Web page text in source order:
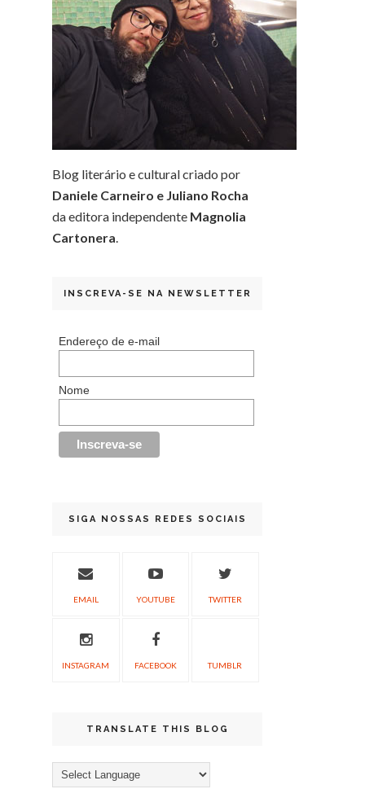
Blog literário e cultural criado por
Daniele Carneiro e Juliano Rocha
da editora independente Magnolia
Cartonera.
INSCREVA-SE NA NEWSLETTER
Endereço de e-mail
Nome
SIGA NOSSAS REDES SOCIAIS
EMAIL YOUTUBE TWITTER
INSTAGRAM FACEBOOK TUMBLR
TRANSLATE THIS BLOG